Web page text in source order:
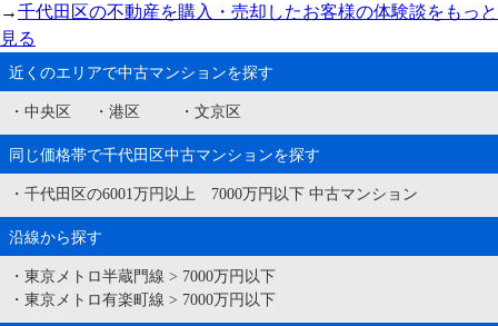
→千代田区の不動産を購入・売却したお客様の体験談をもっと
見る
近くのエリアで中古マンションを探す
・ 中央区 ・ 港区 ・ 文京区
同じ価格帯で千代田区中古マンションを探す
・ 千代田区の6001万円以上 7000万円以下 中古マンション
沿線から探す
・ 東京メトロ半蔵門線 > 7000万円以下
・ 東京メトロ有楽町線 > 7000万円以下